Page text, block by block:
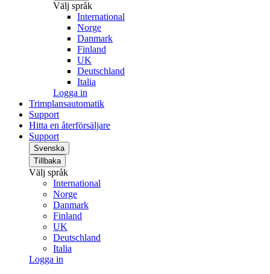
Välj språk
International
Norge
Danmark
Finland
UK
Deutschland
Italia
Logga in
Trimplansautomatik
Support
Hitta en återförsäljare
Support
Svenska
Tillbaka
Välj språk
International
Norge
Danmark
Finland
UK
Deutschland
Italia
Logga in